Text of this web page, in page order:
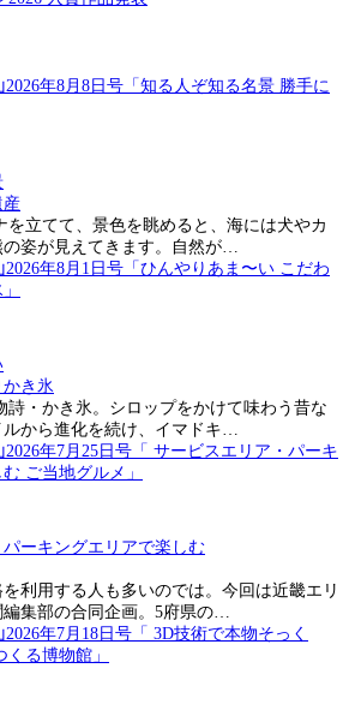
産
を立てて、景色を眺めると、海には犬やカ
の姿が見えてきます。自然が…
かき氷
詩・かき氷。シロップをかけて味わう昔な
ルから進化を続け、イマドキ…
ーキングエリアで楽しむ
利用する人も多いのでは。今回は近畿エリ
編集部の合同企画。5府県の…